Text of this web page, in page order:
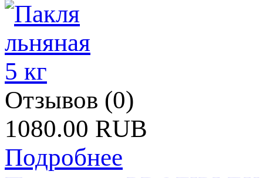
Отзывов (0)
1080.00 RUB
Подробнее